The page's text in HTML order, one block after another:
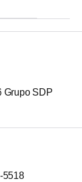
Grupo SDP
5518